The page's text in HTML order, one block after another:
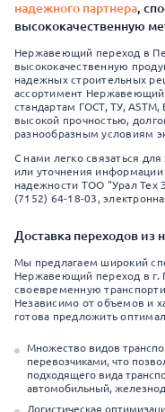
надежного партнера,
высококачественную
Нержавеющий переход в
высококачественную
надежных строительных
ассортимент
стандартам ГОСТ, ТУ,
высокой прочностью,
разнообразным условиям
С нами легко связаться для
или уточнения
надежности ТОО "Урал Тех
(7152) 64-18-03,
Доставка переходов из
Мы предлагаем широкий
Нержавеющий переход в г.
своевременную
Независимо от объемов и
готова предложить
Множество видов
перевозчиками, что
подходящего вида
автомобильный,
Логистическая